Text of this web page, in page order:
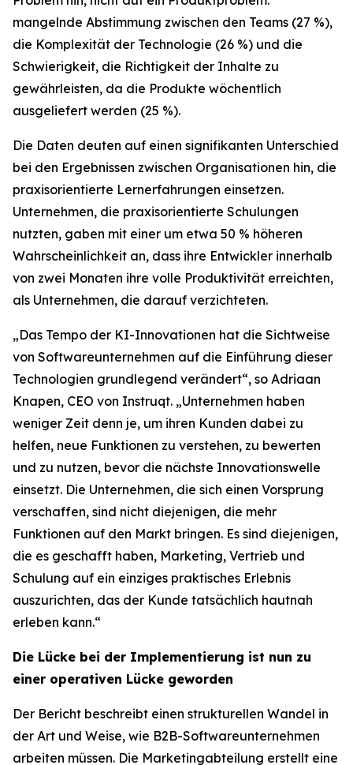
mangelnde Abstimmung zwischen den Teams (27 %),
die Komplexität der Technologie (26 %) und die
Schwierigkeit, die Richtigkeit der Inhalte zu
gewährleisten, da die Produkte wöchentlich
ausgeliefert werden (25 %).
Die Daten deuten auf einen signifikanten Unterschied
bei den Ergebnissen zwischen Organisationen hin, die
praxisorientierte Lernerfahrungen einsetzen.
Unternehmen, die praxisorientierte Schulungen
nutzten, gaben mit einer um etwa 50 % höheren
Wahrscheinlichkeit an, dass ihre Entwickler innerhalb
von zwei Monaten ihre volle Produktivität erreichten,
als Unternehmen, die darauf verzichteten.
„Das Tempo der KI-Innovationen hat die Sichtweise
von Softwareunternehmen auf die Einführung dieser
Technologien grundlegend verändert“, so Adriaan
Knapen, CEO von Instruqt. „Unternehmen haben
weniger Zeit denn je, um ihren Kunden dabei zu
helfen, neue Funktionen zu verstehen, zu bewerten
und zu nutzen, bevor die nächste Innovationswelle
einsetzt. Die Unternehmen, die sich einen Vorsprung
verschaffen, sind nicht diejenigen, die mehr
Funktionen auf den Markt bringen. Es sind diejenigen,
die es geschafft haben, Marketing, Vertrieb und
Schulung auf ein einziges praktisches Erlebnis
auszurichten, das der Kunde tatsächlich hautnah
erleben kann.“
Die Lücke bei der Implementierung ist nun zu
einer operativen Lücke geworden
Der Bericht beschreibt einen strukturellen Wandel in
der Art und Weise, wie B2B-Softwareunternehmen
arbeiten müssen. Die Marketingabteilung erstellt eine